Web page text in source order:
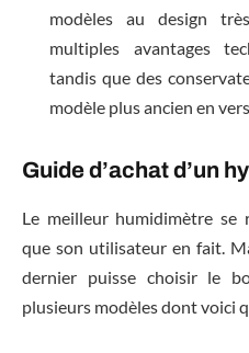
modèles au design
multiples avantages
tandis que des
modèle plus ancien en
Guide d’achat d’un
Le meilleur humidimètre se
que son utilisateur en fait.
dernier puisse choisir le
plusieurs modèles dont voici